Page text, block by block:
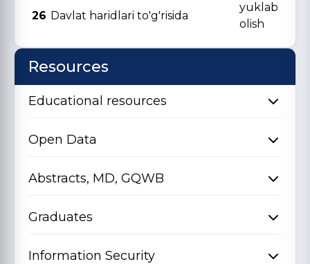
26 Davlat haridlari to'g'risida
yuklab
olish
Resources
Educational resources
Open Data
Abstracts, MD, GQWB
Graduates
Information Security